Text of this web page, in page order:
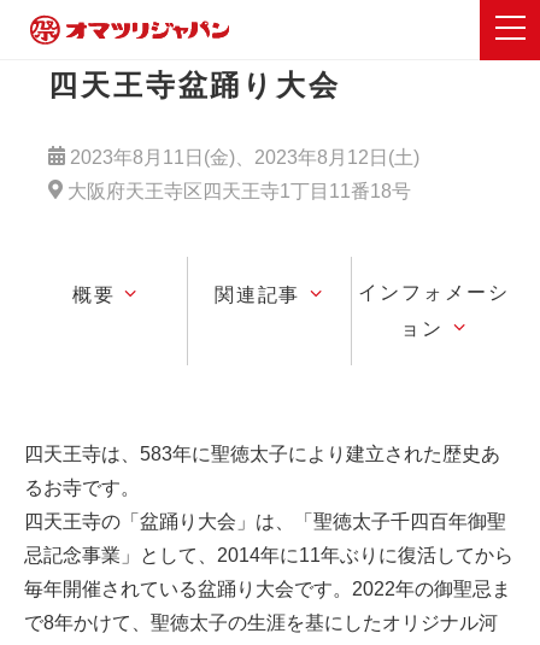
四天王寺盆踊り大会
2023年8月11日(金)、2023年8月12日(土)
大阪府天王寺区四天王寺1丁目11番18号
概要 関連記事
インフォメーシ
ョン
四天王寺は、583年に聖徳太子により建立された歴史あ
るお寺です。
四天王寺の「盆踊り大会」は、「聖徳太子千四百年御聖
忌記念事業」として、2014年に11年ぶりに復活してから
毎年開催されている盆踊り大会です。2022年の御聖忌ま
で8年かけて、聖徳太子の生涯を基にしたオリジナル河